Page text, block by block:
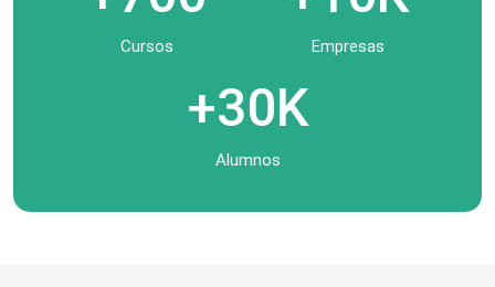
Cursos Empresas
+30K
Alumnos